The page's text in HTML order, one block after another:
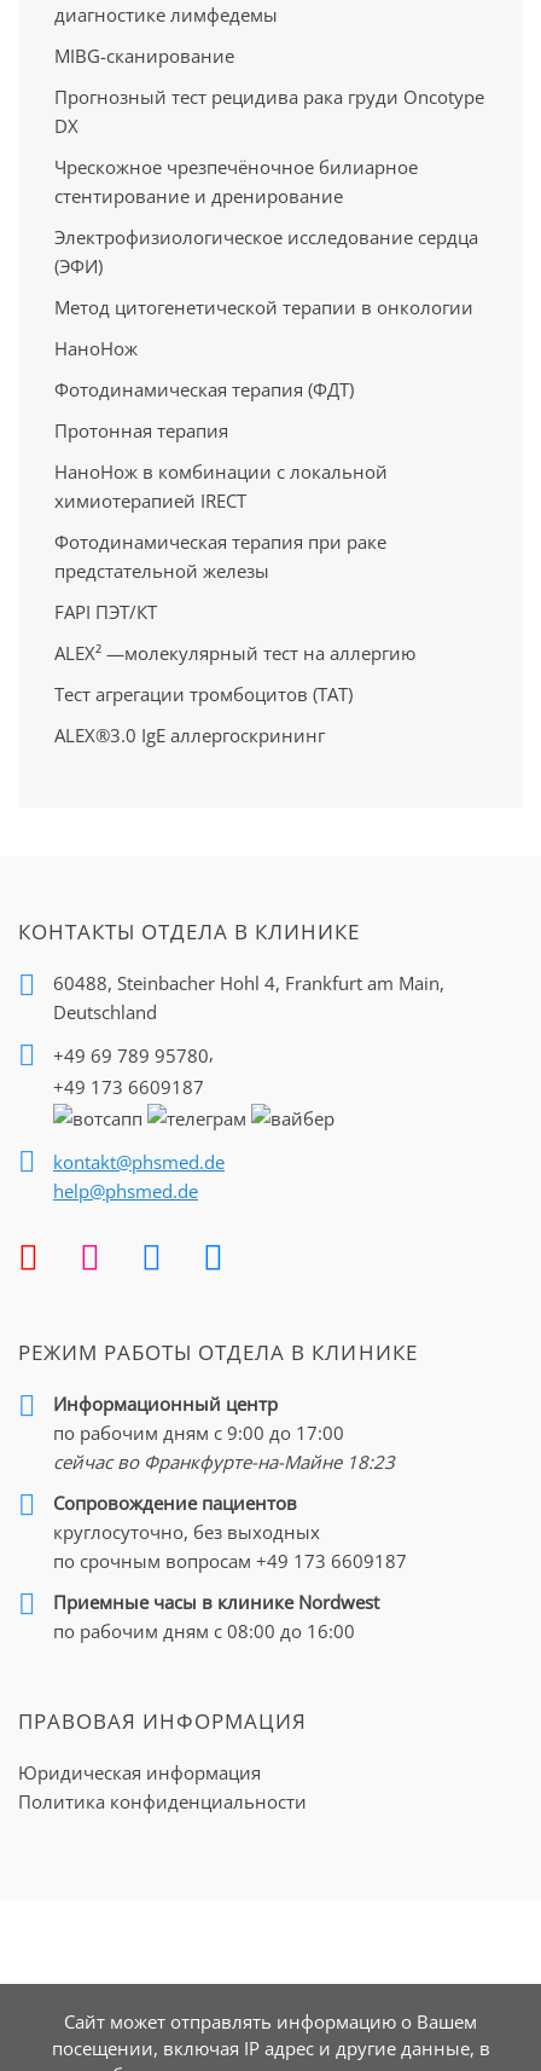
диагностике лимфедемы
MIBG-сканирование
Прогнозный тест рецидива рака груди Oncotype
DX
Чрескожное чрезпечёночное билиарное
стентирование и дренирование
Электрофизиологическое исследование сердца
(ЭФИ)
Метод цитогенетической терапии в онкологии
НаноНож
Фотодинамическая терапия (ФДТ)
Протонная терапия
НаноНож в комбинации с локальной
химиотерапией IRECT
Фотодинамическая терапия при раке
предстательной железы
FAPI ПЭТ/КT
ALEX² —молекулярный тест на аллергию
Тест агрегации тромбоцитов (ТАТ)
ALEX®3.0 IgE аллергоскрининг
КОНТАКТЫ ОТДЕЛА В КЛИНИКЕ
60488, Steinbacher Hohl 4, Frankfurt am Main,
Deutschland
+49 69 789 95780,
+49 173 6609187
kontakt@phsmed.de
help@phsmed.de
РЕЖИМ РАБОТЫ ОТДЕЛА В КЛИНИКЕ
Информационный центр
по рабочим дням с 9:00 до 17:00
сейчас во Франкфурте-на-Майне 18:23
Cопровождение пациентов
круглосуточно, без выходных
по срочным вопросам +49 173 6609187
Приемные часы в клинике Nordwest
по рабочим дням с 08:00 до 16:00
ПРАВОВАЯ ИНФОРМАЦИЯ
Юридическая информация
Политика конфиденциальности
Сайт может отправлять информацию о Вашем
посещении, включая IP адрес и другие данные, в